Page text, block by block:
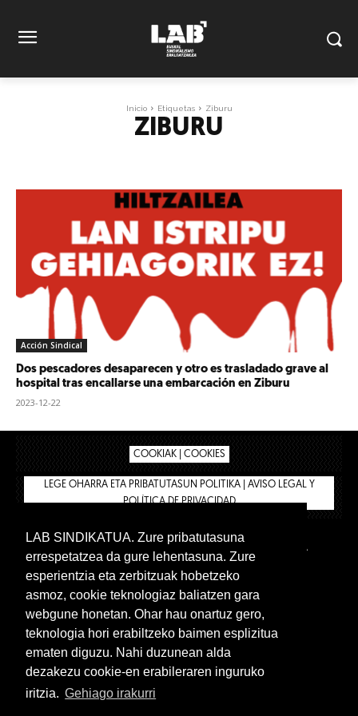
Inicio Etiquetas Ziburu
ZIBURU
Acción Sindical
Dos pescadores desaparecen y otro es trasladado grave al
hospital tras encallarse una embarcación en Ziburu
2023-12-22
COOKIAK | COOKIES
LEGE OHARRA ETA PRIBATUTASUN POLITIKA | AVISO LEGAL Y
POLÍTICA DE PRIVACIDAD
BIZILAN.EUS
TIENDA
INTRANET 🔑
Euskera Castellano
LAB SINDIKATUA. Zure pribatutasuna
errespetatzea da gure lehentasuna. Zure
esperientzia eta zerbitzuak hobetzeko
asmoz, cookie teknologiaz baliatzen gara
webgune honetan. Ohar hau onartuz gero,
teknologia hori erabiltzeko baimen esplizitua
ematen diguzu. Nahi duzunean alda
dezakezu cookie-en erabileraren inguruko
iritzia. Gehiago irakurri